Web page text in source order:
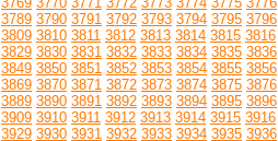
3789 3790 3791 3792 3793 3794 3795 3796
3809 3810 3811 3812 3813 3814 3815 3816
3829 3830 3831 3832 3833 3834 3835 3836
3849 3850 3851 3852 3853 3854 3855 3856
3869 3870 3871 3872 3873 3874 3875 3876
3889 3890 3891 3892 3893 3894 3895 3896
3909 3910 3911 3912 3913 3914 3915 3916
3929 3930 3931 3932 3933 3934 3935 3936